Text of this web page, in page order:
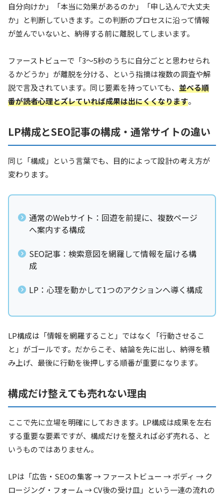
自分向けか」「本当に効果があるのか」「申し込んで大丈夫
か」と判断していきます。この判断のプロセスに沿って情報
が並んでいないと、納得する前に離脱してしまいます。
ファーストビューで「3〜5秒のうちに自分ごとと思わせられ
るかどうか」が離脱を分ける、という指摘は複数の調査や解
説で言及されています。同じ要素を持っていても、 並べる順
番が読者心理とズレていれば成果は出にくくなります。
LP構成とSEO記事の構成・通常サイトの違い
同じ「構成」という言葉でも、目的によって設計の考え方が
変わります。
通常のWebサイト：回遊を前提に、複数ページ
へ案内する構成
SEO記事：検索意図を網羅して情報を届ける構
成
LP：心理を動かして1つのアクションへ導く構成
LP構成は「情報を網羅すること」ではなく「行動させるこ
と」がゴールです。だからこそ、結論を先に出し、納得を積
み上げ、最後に行動を後押しする順番が重要になります。
構成だけ整えても売れない理由
ここで先に立場を明確にしておきます。LP構成は成果を左右
する重要な要素ですが、構成だけを整えれば必ず売れる、と
いうものではありません。
LPは「広告・SEOの集客 → ファーストビュー → ボディ → ク
ロージング・フォーム → CV後の受け皿」という一連の流れの